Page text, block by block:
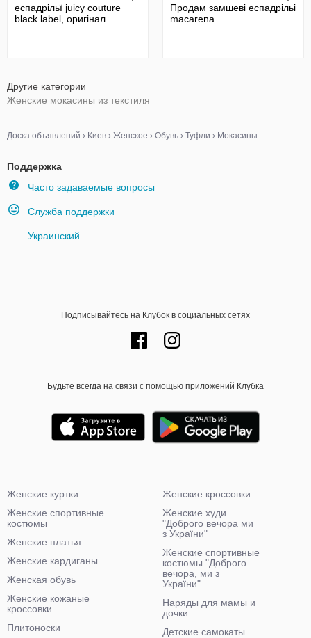
еспадрільї juicy couture
black label, оригінал
Продам замшеві еспадрільі
macarena
Другие категории
Женские мокасины из текстиля
Доска объявлений › Киев › Женское › Обувь › Туфли › Мокасины
Поддержка
Часто задаваемые вопросы
Служба поддержки
Украинский
Подписывайтесь на Клубок в социальных сетях
Будьте всегда на связи с помощью приложений Клубка
Женские куртки
Женские спортивные
костюмы
Женские платья
Женские кардиганы
Женская обувь
Женские кожаные
кроссовки
Плитоноски
Женские кроссовки
Женские худи
"Доброго вечора ми
з України"
Женские спортивные
костюмы "Доброго
вечора, ми з
України"
Наряды для мамы и
дочки
Детские самокаты